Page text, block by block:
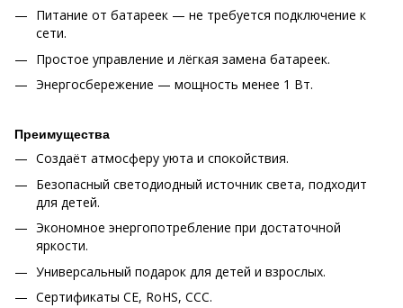
Питание от батареек — не требуется подключение к
сети.
Простое управление и лёгкая замена батареек.
Энергосбережение — мощность менее 1 Вт.
Преимущества
Создаёт атмосферу уюта и спокойствия.
Безопасный светодиодный источник света, подходит
для детей.
Экономное энергопотребление при достаточной
яркости.
Универсальный подарок для детей и взрослых.
Сертификаты CE, RoHS, CCC.